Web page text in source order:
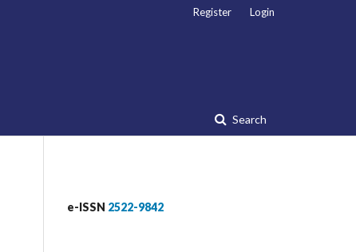
Search
Register Login
e-ISSN 2522-9842